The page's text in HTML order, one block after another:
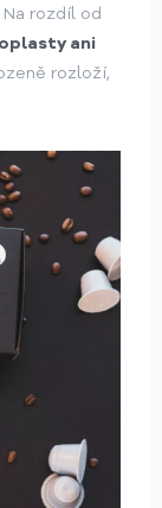
rozdíl od
ani
rozloží,